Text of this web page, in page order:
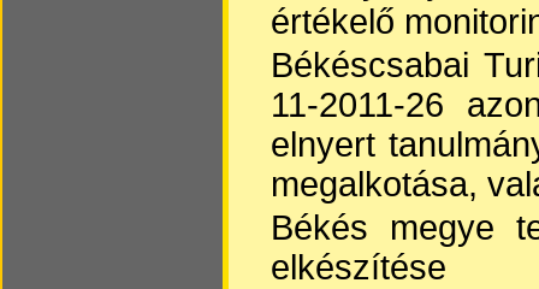
értékelő
Békéscsabai
11-2011-26
elnyert
megalkotása,
Békés megye
elkészítése